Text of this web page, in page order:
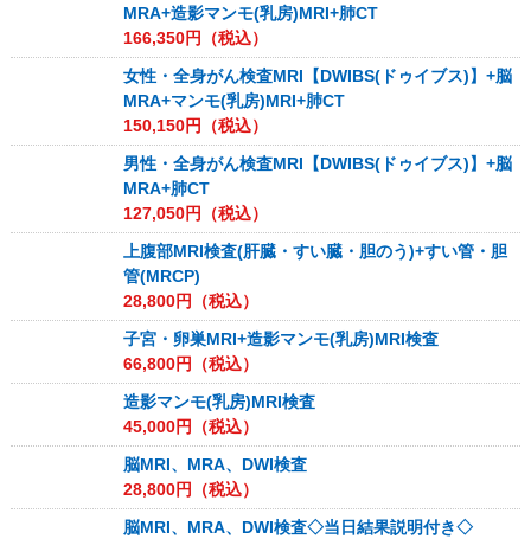
MRA+造影マンモ(乳房)MRI+肺CT
166,350円（税込）
女性・全身がん検査MRI【DWIBS(ドゥイブス)】+脳
MRA+マンモ(乳房)MRI+肺CT
150,150円（税込）
男性・全身がん検査MRI【DWIBS(ドゥイブス)】+脳
MRA+肺CT
127,050円（税込）
上腹部MRI検査(肝臓・すい臓・胆のう)+すい管・胆
管(MRCP)
28,800円（税込）
子宮・卵巣MRI+造影マンモ(乳房)MRI検査
66,800円（税込）
造影マンモ(乳房)MRI検査
45,000円（税込）
脳MRI、MRA、DWI検査
28,800円（税込）
脳MRI、MRA、DWI検査◇当日結果説明付き◇